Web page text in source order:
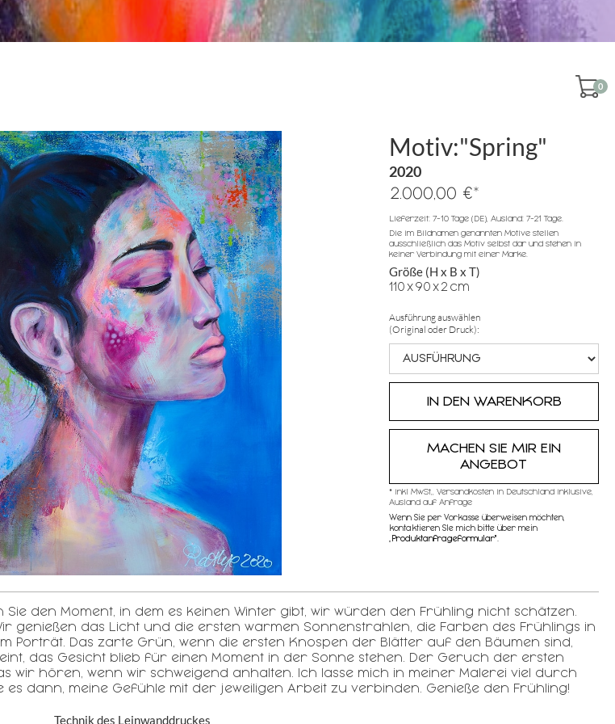
0
Motiv:"Spring"
2020
2.000,00 €*
Lieferzeit: 7-10 Tage (DE), Ausland: 7-21 Tage.
Die im Bildnamen genannten Motive stellen
ausschließlich das Motiv selbst dar und stehen in
keiner Verbindung mit einer Marke.
Größe (H x B x T)
110x90x2 cm
Ausführung auswählen
(Original oder Druck):
MACHEN SIE MIR EIN
ANGEBOT
* inkl MwSt,, Versandkosten in Deutschland inklusive,
Ausland auf Anfrage
Wenn Sie per Vorkasse überweisen möchten,
kontaktieren SIe mich bitte über mein
Produktanfrageformular"
Sie den Moment, in dem es keinen Winter gibt, wir würden den Frühling nicht schätzen.
genießen das Licht und die ersten warmen Sonnenstrahlen, die Farben des Frühlings in
Porträt. Das zarte Grün, wenn die ersten Knospen der Blätter auf den Bäumen sind,
das Gesicht blieb für einen Moment in der Sonne stehen. Der Geruch der ersten
wir hören, wenn wir schweigend anhalten. Ich lasse mich in meiner Malerei viel durch
dann, meine Gefühle mit der jeweiligen Arbeit zu verbinden. Genieße den Frühling!
Technik des Leinwanddruckes